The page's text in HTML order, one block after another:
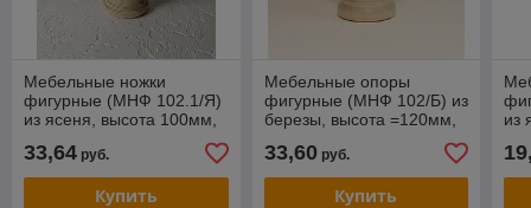
Мебельные ножки
фигурные (МНФ 102.1/Я)
из ясеня, высота 100мм,
Шлифованные под
покрытие.
33,64 руб.
Купить
Мебельные опоры
фигурные (МНФ 102/Б) из
березы, высота =120мм,
мм.Шлифованные под
покрытие.
33,60руб.
Купить
из